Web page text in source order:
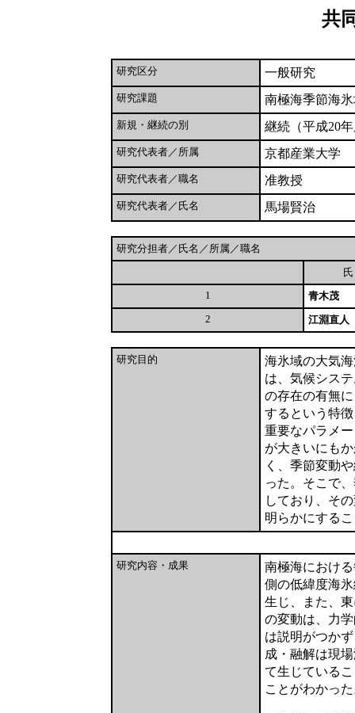
共
研究区分 一般研究
研究課題 南極海季節海
新規・継続の別 継続（平成20
研究代表者／所属 京都産業大学
研究代表者／職名 准教授
研究代表者／氏名 馬場賢治
研究分担者／氏名／所属／職名
1
青木茂
2
江淵直人
研究目的
海氷域の大気
は、気候シス
の存在の有無
するという特
重要なパラメ
が大きいにも
く、季節変動
った。そこで
しており、そ
明らかにする
研究内容・成果
南極海におけ
側の低緯度海
生じ、また、
の変動は、力
は説明がつか
成・融解は現
て生じている
ことがわかっ